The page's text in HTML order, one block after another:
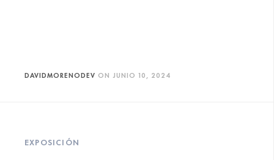
DAVIDMORENODEV ON JUNIO 10, 2024
EXPOSICIÓN